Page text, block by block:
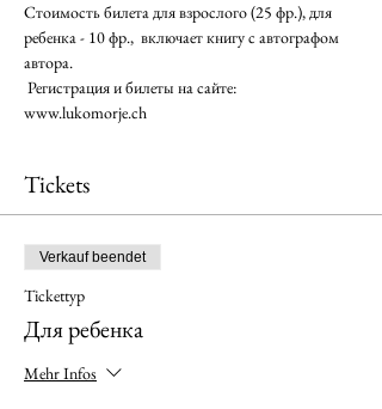
Стоимость билета для взрослого (25 фр.), для
ребенка - 10 фр.,  включает книгу с автографом
автора.
Регистрация и билеты на сайте:
www.lukomorje.ch
Tickets
Verkauf beendet
Tickettyp
Для ребенка
Mehr Infos